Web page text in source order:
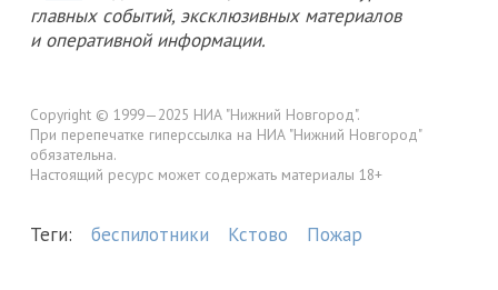
главных событий, эксклюзивных материалов
и оперативной информации.
Copyright © 1999—2025 НИА "Нижний Новгород".
При перепечатке гиперссылка на НИА "Нижний Новгород"
обязательна.
Настоящий ресурс может содержать материалы 18+
Теги: беспилотники Кстово Пожар